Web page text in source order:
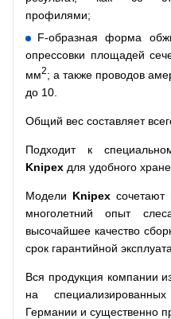
профилями;
F-образная форма
опрессовки площадей
мм2; а также проводов
до 10.
Общий вес составляет
Подходит к
Knipex для удобного
Модели Knipexсочетают
многолетний опыт
высочайшее качество
срок гарантийной
Вся продукция компании
на
Германии и существенно